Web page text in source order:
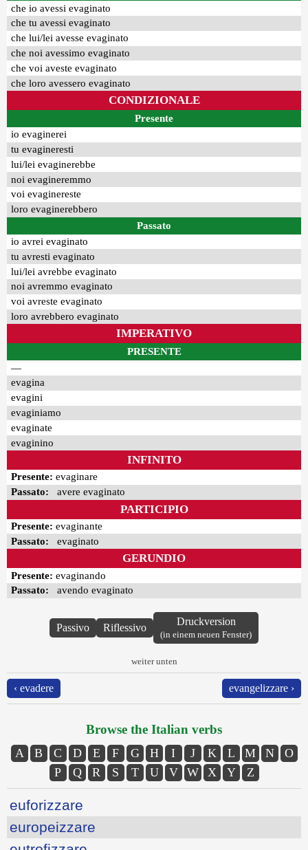
che io avessi evaginato
che tu avessi evaginato
che lui/lei avesse evaginato
che noi avessimo evaginato
che voi aveste evaginato
che loro avessero evaginato
CONDIZIONALE
Presente
io evaginerei
tu evagineresti
lui/lei evaginerebbe
noi evagineremmo
voi evaginereste
loro evaginerebbero
Passato
io avrei evaginato
tu avresti evaginato
lui/lei avrebbe evaginato
noi avremmo evaginato
voi avreste evaginato
loro avrebbero evaginato
IMPERATIVO
PRESENTE
—
evagina
evagini
evaginiamo
evaginate
evaginino
INFINITO
Presente: evaginare
Passato: avere evaginato
PARTICIPIO
Presente: evaginante
Passato: evaginato
GERUNDIO
Presente: evaginando
Passato: avendo evaginato
Passivo Riflessivo
Druckversion
(in einem neuen Fenster)
weiter unten
‹ evadere evangelizzare ›
Browse the Italian verbs
A B C D E F G H I J K L M N
O
P
Q R S T U V W X Y Z
euforizzare
europeizzare